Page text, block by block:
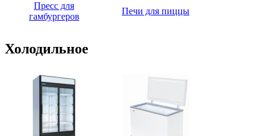
Пресс для
гамбургеров
Печи для пиццы
Холодильное